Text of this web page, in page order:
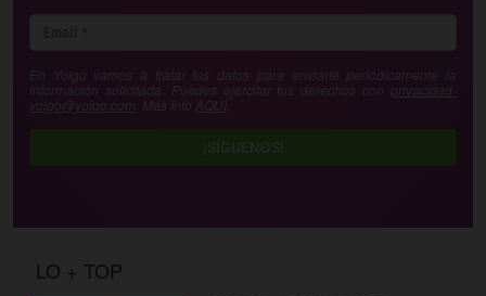
En Yoigo vamos a tratar tus datos para enviarte periódicamente la
información solicitada. Puedes ejercitar tus derechos con privacidad-
yoigo@yoigo.com . Más Info AQUÍ
¡SÍGUENOS!
LO + TOP